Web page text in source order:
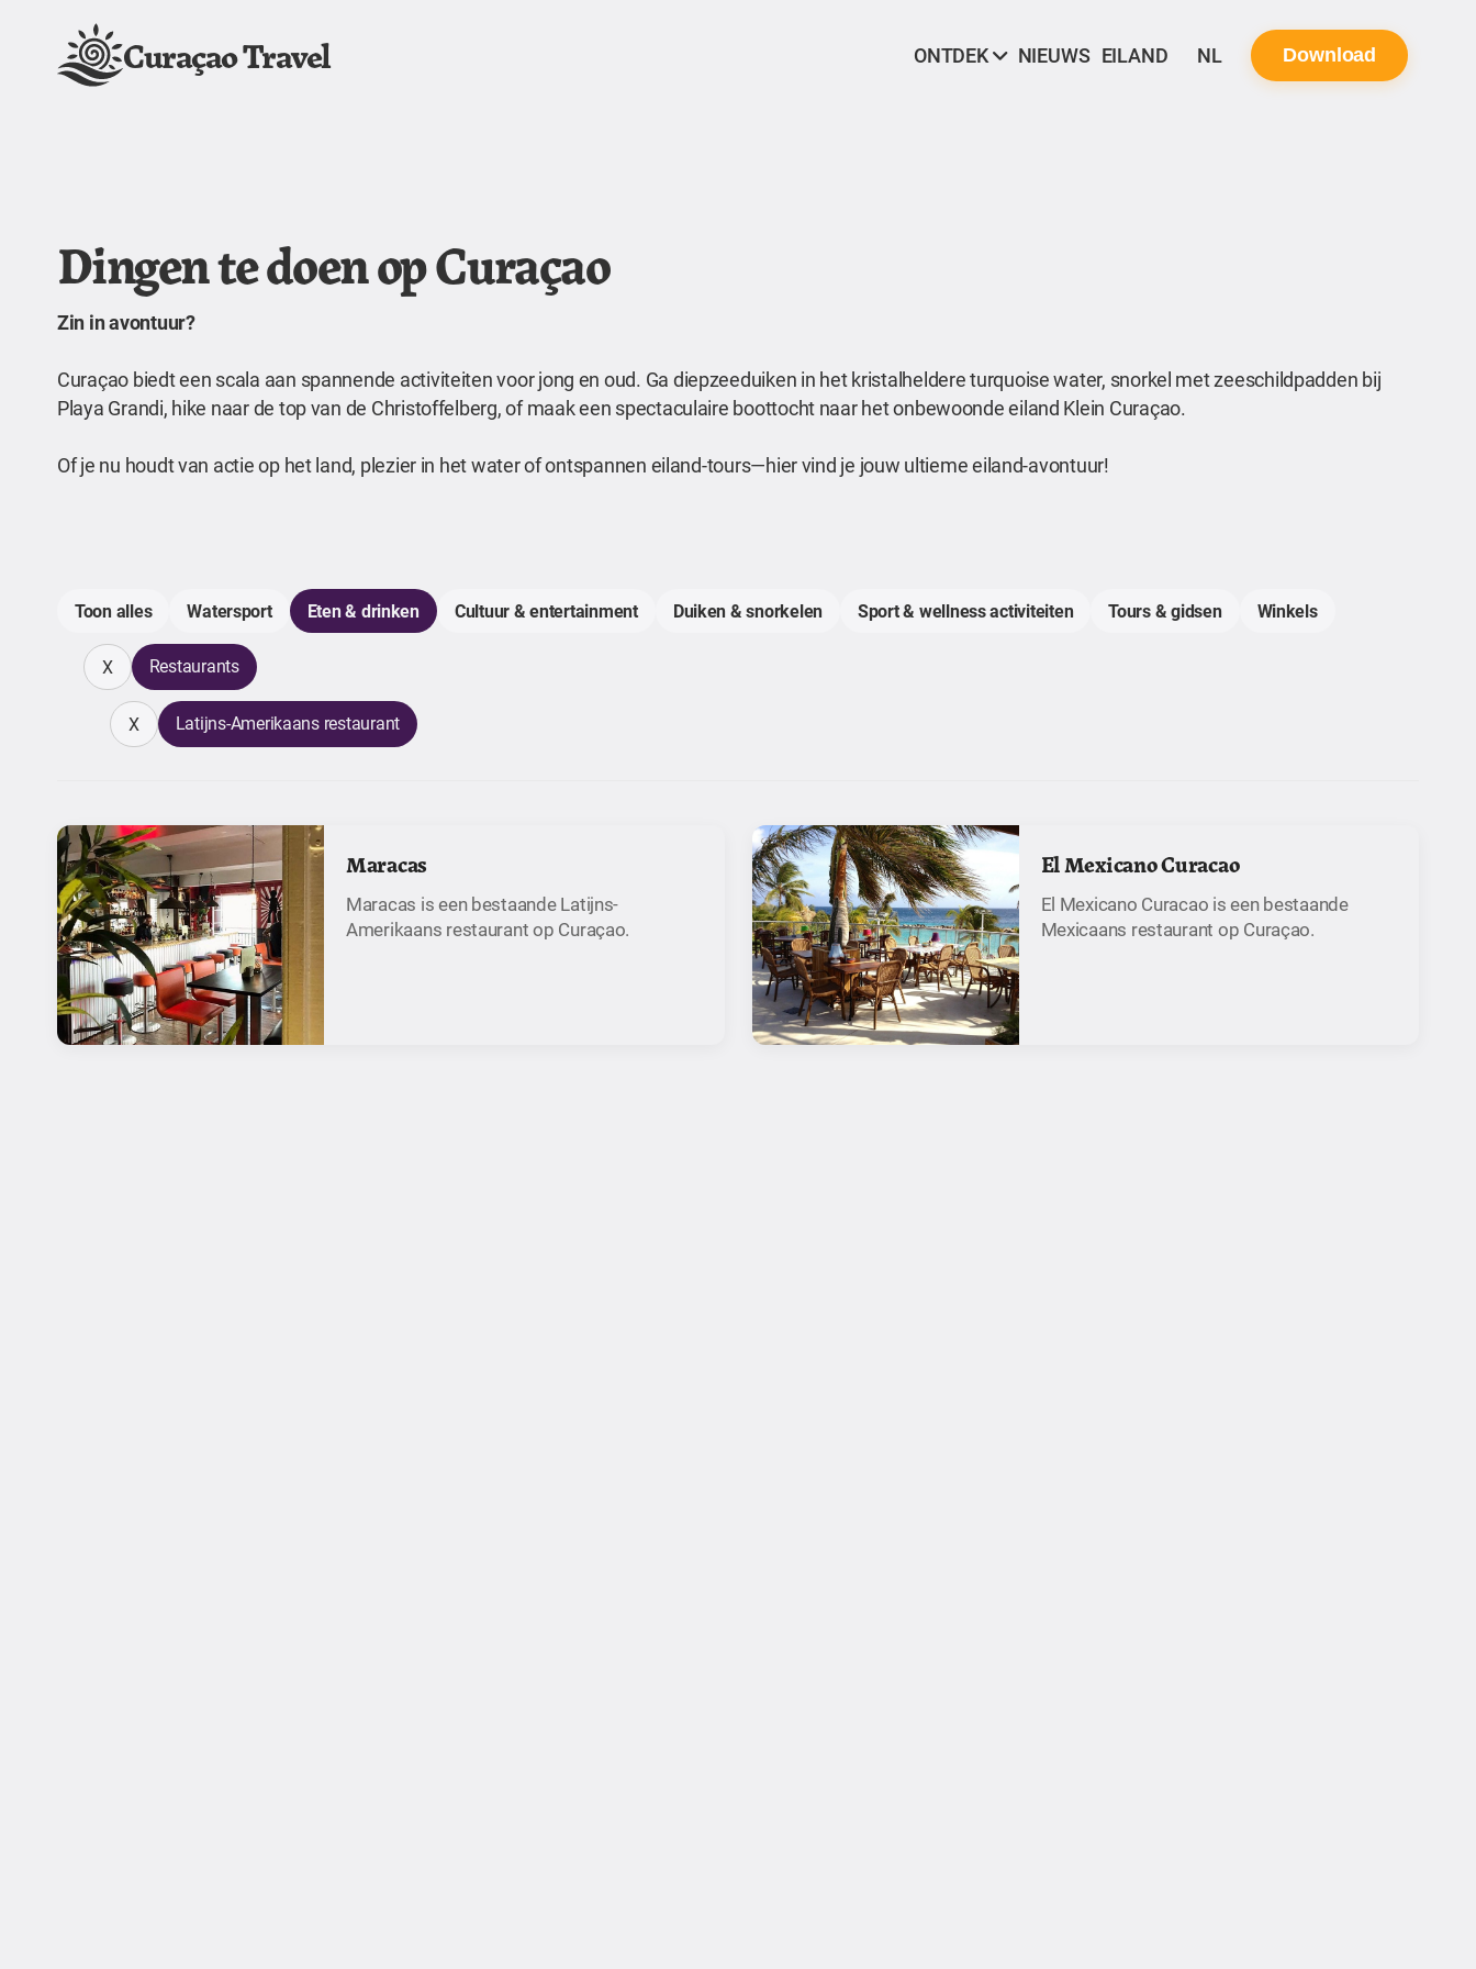
Curaçao Travel ONTDEK NIEUWS EILAND NL Download
Dingen te doen op Curaçao
Zin in avontuur?
Curaçao biedt een scala aan spannende activiteiten voor jong en oud. Ga diepzeeduiken in het kristalheldere turquoise water, snorkel met zeeschildpadden bij
Playa Grandi, hike naar de top van de Christoffelberg, of maak een spectaculaire boottocht naar het onbewoonde eiland Klein Curaçao.
Of je nu houdt van actie op het land, plezier in het water of ontspannen eiland-tours—hier vind je jouw ultieme eiland-avontuur!
Toon alles Watersport Eten & drinken Cultuur & entertainment Duiken & snorkelen Sport & wellness activiteiten Tours & gidsen Winkels
X Restaurants
X Latijns-Amerikaans restaurant
Maracas
Maracas is een bestaande Latijns-
Amerikaans restaurant op Curaçao.
El Mexicano Curacao
El Mexicano Curacao is een bestaande
Mexicaans restaurant op Curaçao.